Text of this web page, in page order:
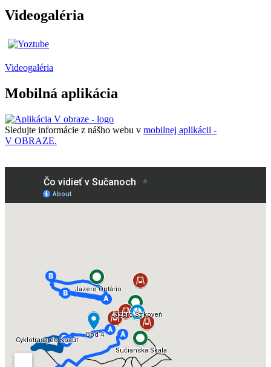
Videogaléria
Videogaléria
Mobilná aplikácia
Sledujte informácie z nášho webu v mobilnej aplikácii -
V OBRAZE.